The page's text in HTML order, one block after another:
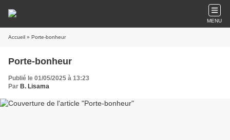
MENU
Accueil » Porte-bonheur
Porte-bonheur
Publié le 01/05/2025 à 13:23
Par B. Lisama